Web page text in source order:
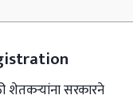
शेतकऱ्यांना सरकारने